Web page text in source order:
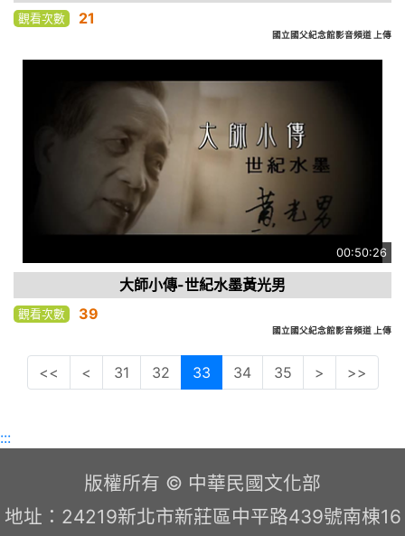
觀看次數 21
國立國父紀念館影音頻道 上傳
00:50:26
大師小傳-世紀水墨黃光男
觀看次數 39
國立國父紀念館影音頻道 上傳
<< < 31 32 33 34 35 > >>
:::
版權所有 © 中華民國文化部
地址：24219新北市新莊區中平路439號南棟16